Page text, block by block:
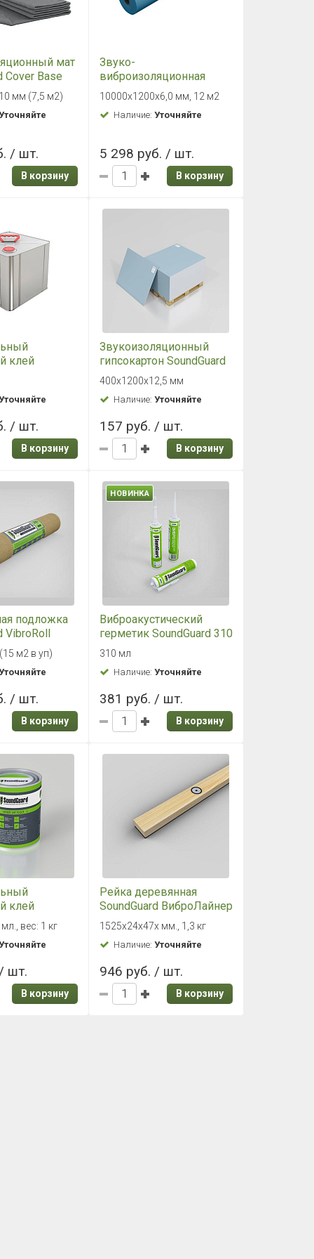
мат
Cover Base
мм (7,5
мм (7,5 м2)
/ шт.
В корзину
Звуко-
виброизоляционная
подложка SoundGuard
ВиброСтоп 6,
10000х1200х6мм, 12м2
10000х1200х6,0 мм, 12 м2
Наличие: Уточняйте
5 298 руб. / шт.
В корзину
клей
10кг/9л жб
/ шт.
В корзину
Звукоизоляционный
гипсокартон SoundGuard
Gipsofon ПЛУК
400х1200х12,5 мм
400х1200х12,5 мм
Наличие: Уточняйте
157 руб. / шт.
В корзину
подложка
VibroRoll
мм (15
м2 в уп)
/ шт.
В корзину
НОВИНКА
Виброакустический
герметик SoundGuard 310
мл
310 мл
Наличие: Уточняйте
381 руб. / шт.
В корзину
клей
1кг/0,9л
вес: 1 кг
шт.
В корзину
Рейка деревянная
SoundGuard ВиброЛайнер
1525х24х47х мм., 1,3 кг
Наличие: Уточняйте
946 руб. / шт.
В корзину